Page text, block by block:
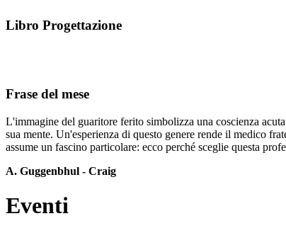
Libro Progettazione
Frase del mese
L'immagine del guaritore ferito simbolizza una coscienza
sua mente. Un'esperienza di questo genere rende il medico
assume un fascino particolare: ecco perché sceglie questa
A. Guggenbhul - Craig
Eventi